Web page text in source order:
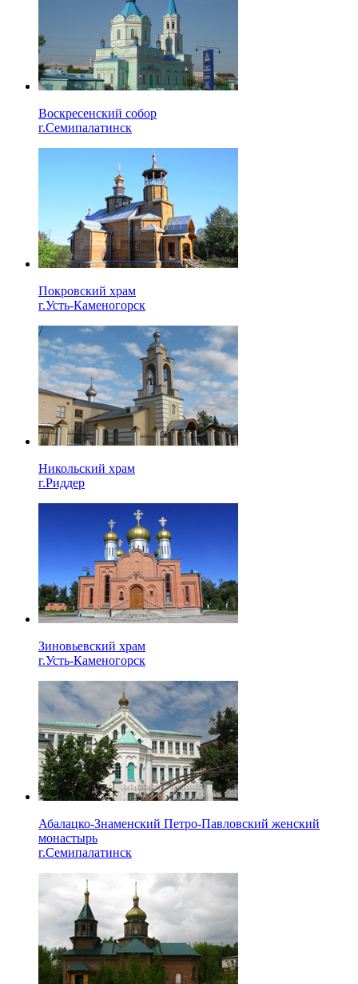
Воскресенский собор
г.Семипалатинск
Покровский храм
г.Усть-Каменогорск
Никольский храм
г.Риддер
Зиновьевский храм
г.Усть-Каменогорск
Абалацко-Знаменский Петро-Павловский женский
монастырь
г.Семипалатинск